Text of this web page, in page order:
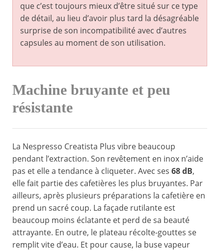
que c’est toujours mieux d’être situé sur ce type
de détail, au lieu d’avoir plus tard la désagréable
surprise de son incompatibilité avec d’autres
capsules au moment de son utilisation.
Machine bruyante et peu
résistante
La Nespresso Creatista Plus vibre beaucoup
pendant l’extraction. Son revêtement en inox n’aide
pas et elle a tendance à cliqueter. Avec ses 68 dB,
elle fait partie des cafetières les plus bruyantes. Par
ailleurs, après plusieurs préparations la cafetière en
prend un sacré coup. La façade rutilante est
beaucoup moins éclatante et perd de sa beauté
attrayante. En outre, le plateau récolte-gouttes se
remplit vite d’eau. Et pour cause, la buse vapeur